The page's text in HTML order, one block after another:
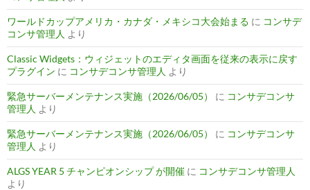
ワールドカップアメリカ・カナダ・メキシコ大会始まる に コンサデ
コンサ管理人 より
Classic Widgets：ウィジェットのエディタ画面を従来の表示に戻す
プラグイン に コンサデコンサ管理人 より
緊急サーバーメンテナンス実施（2026/06/05） に コンサデコンサ
管理人 より
緊急サーバーメンテナンス実施（2026/06/05） に コンサデコンサ
管理人 より
ALGS YEAR 5 チャンピオンシップ が開催 に コンサデコンサ管理人
より